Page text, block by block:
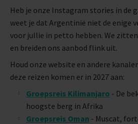
Heb je onze Instagram stories in de
weet je dat Argentinië niet de enige
voor jullie in petto hebben. We
en breiden ons aanbod flink uit.
Houd onze website en andere
deze reizen komen er in 2027 aan:
Groepsreis Kilimanjaro - De
hoogste berg in Afrika
Groepsreis Oman - Muscat,